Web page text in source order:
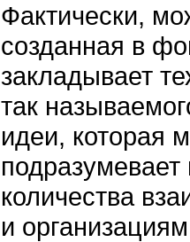
Фактически,
созданная в
закладывает
так
идеи, которая
количества
и